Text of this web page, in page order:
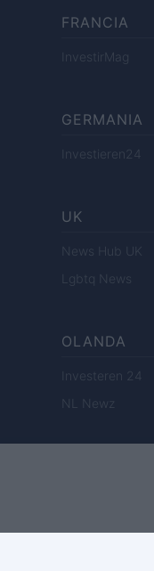
FRANCIA
InvestirMag
GERMANIA
Investieren24
UK
News Hub UK
Lgbtq News
OLANDA
Investeren 24
NL Newz